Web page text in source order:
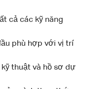
cả các kỹ năng
phù hợp với vị trí
thuật và hồ sơ dự